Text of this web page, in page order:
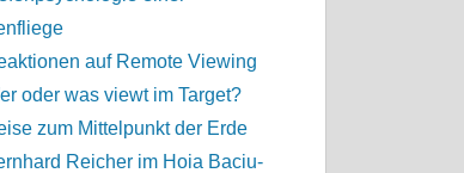
auf Remote Viewing
oder was viewt im Target?
zum Mittelpunkt der Erde
Reicher im Hoia Baciu-